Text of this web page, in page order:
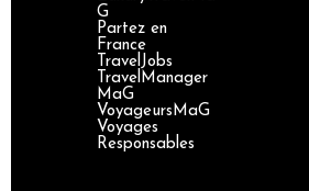
G
Partez en
France
TravelJobs
TravelManager
MaG
VoyageursMaG
Voyages
Responsables